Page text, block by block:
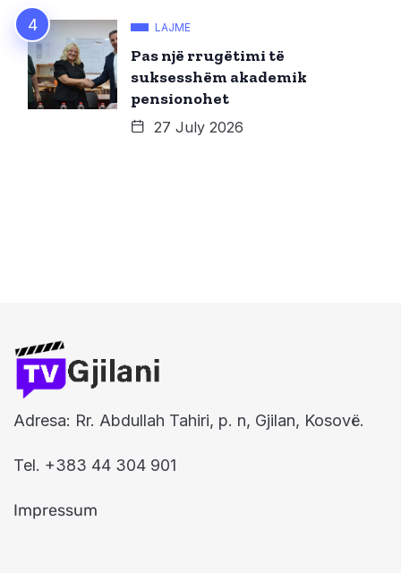
LAJME
Pas një rrugëtimi të
suksesshëm akademik
pensionohet
27 July 2026
Adresa: Rr. Abdullah Tahiri, p. n, Gjilan, Kosovë.
Tel. +383 44 304 901
Impressum